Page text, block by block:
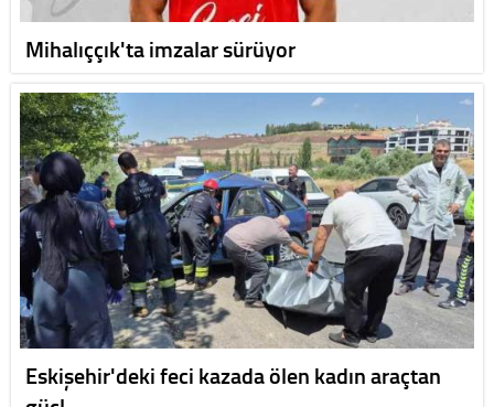
Mihalıççık'ta imzalar sürüyor
Eskişehir'deki feci kazada ölen kadın araçtan